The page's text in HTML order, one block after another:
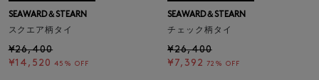
SEAWARD＆STEARN
スクエア柄タイ
¥26,400
¥14,520 45% OFF
SEAWARD＆STEARN
チェック柄タイ
¥26,400
¥7,392
72% OFF